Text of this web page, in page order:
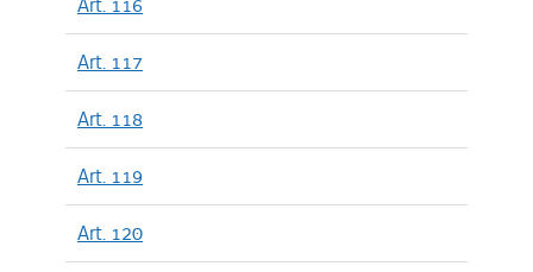
Art. 117
Art. 118
Art. 119
Art. 120